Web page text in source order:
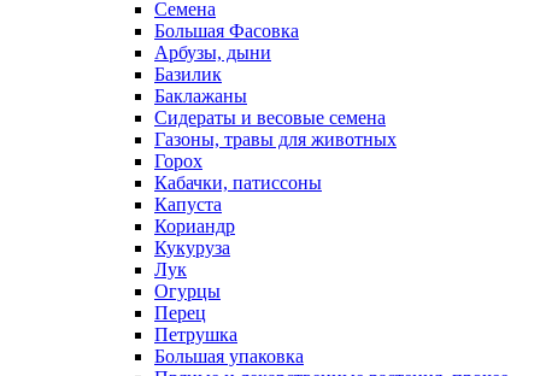
Семена
Большая Фасовка
Арбузы, дыни
Базилик
Баклажаны
Сидераты и весовые семена
Газоны, травы для животных
Горох
Кабачки, патиссоны
Капуста
Кориандр
Кукуруза
Лук
Огурцы
Перец
Петрушка
Большая упаковка